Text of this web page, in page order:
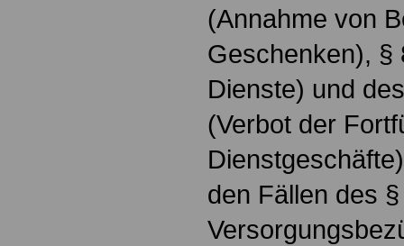
(Annahme von
Geschenken), §
Dienste) und
(Verbot der
den Fällen des